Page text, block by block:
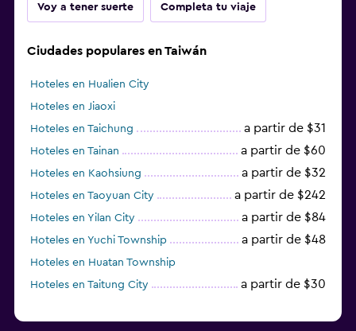
Voy a tener suerte Completa tu viaje
Ciudades populares en Taiwán
Hoteles en Hualien City
Hoteles en Jiaoxi
Hoteles en Taichung
a partir de $31
Hoteles en Tainan a partir de $60
Hoteles en Kaohsiung a partir de $32
Hoteles en Taoyuan City a partir de $242
Hoteles en Yilan City a partir de $84
Hoteles en Yuchi Township a partir de $48
Hoteles en Huatan Township
Hoteles en Taitung City
a partir de $30